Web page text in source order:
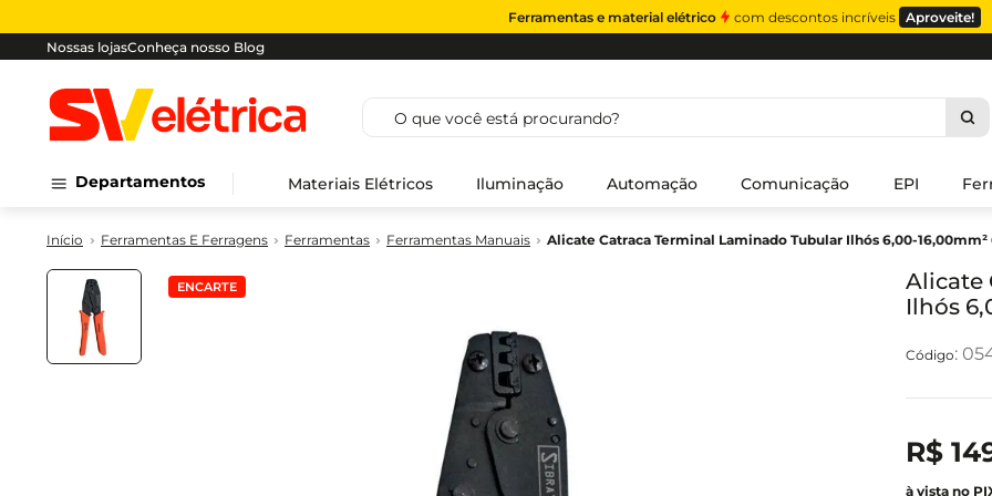
Ferramentas e material elétrico com descontos incríveis Aproveite!
Nossas lojasConheça nosso Blog
O que você está procurando?
Departamentos Materiais Elétricos Iluminação Automação Comunicação EPI
Ferramentas E Ferragens Ferramentas Ferramentas Manuais Alicate Catraca Terminal Laminado Tubular Ilhós 6,00-16,00mm²
ENCARTE
Alicate
Ilhós
:
R$